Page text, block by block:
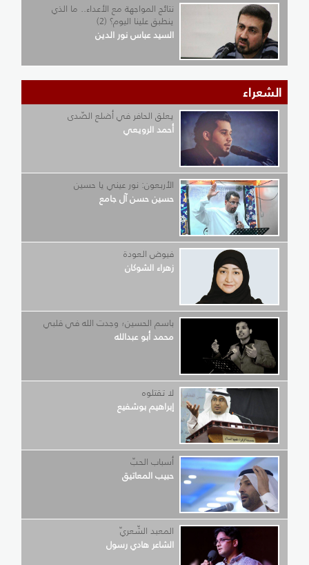
نتائج المواجهة مع الأعداء.. ما الذي
ينطبق علينا اليوم؟ (2)
السيد عباس نور الدين
الشعراء
يعلق الحافر في أضلع الصّدى
أحمد الرويعي
الأربعون: نور عيني يا حسين
حسين حسن آل جامع
فيوض العودة
زهراء الشوكان
باسم الحسين؛ وجدت الله في قلبي
محمد أبو عبدالله
لا تقتلوه
إبراهيم بوشفيع
أسباب الحبّ
حبيب المعاتيق
المعبد الشّعريّ
الشاعر هادي رسول